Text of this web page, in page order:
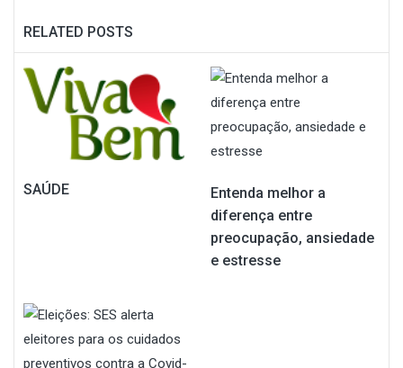
RELATED POSTS
SAÚDE
Entenda melhor a
diferença entre
preocupação, ansiedade
e estresse